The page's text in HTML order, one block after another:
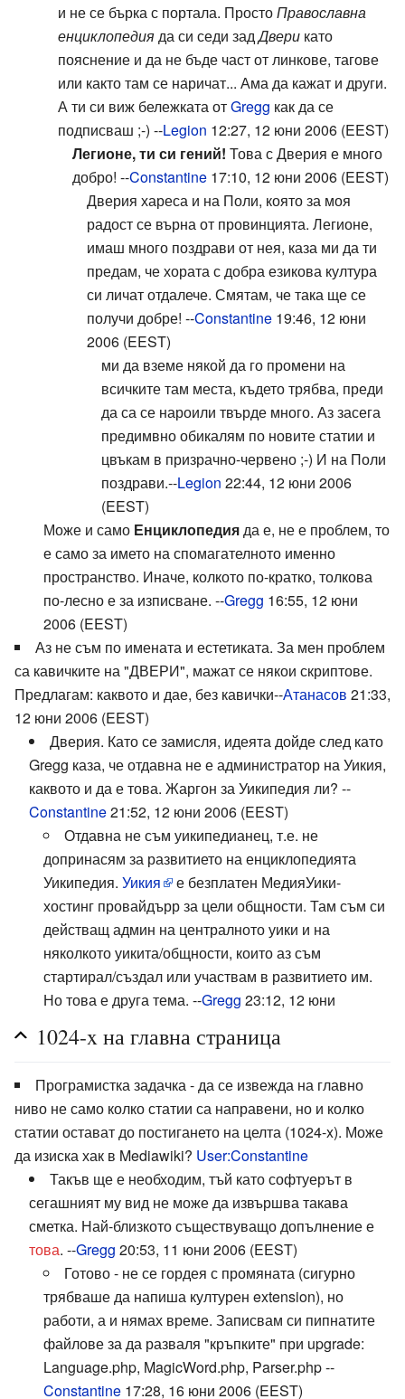
и не се бърка с портала. ПростоПравославна
енциклопедия да си седи задДвери като
пояснение и да не бъде част от линкове, тагове
или както там се наричат... Ама да кажат и други.
А ти си виж бележката отGregg как да се
подписваш ;-) --Legion 12:27, 12 юни 2006 (EEST)
Легионе, ти си гений! Това с Дверия е много
добро! --Constantine 17:10, 12 юни 2006 (EEST)
Дверия хареса и на Поли, която за моя
радост се върна от провинцията. Легионе,
имаш много поздрави от нея, каза ми да ти
предам, че хората с добра езикова култура
си личат отдалече. Смятам, че така ще се
получи добре! --Constantine 19:46, 12 юни
2006 (EEST)
ми да вземе някой да го промени на
всичките там места, където трябва, преди
да са се нароили твърде много. Аз засега
предимвно обикалям по новите статии и
цвъкам в призрачно-червено ;-) И на Поли
поздрави.--Legion 22:44, 12 юни 2006
(EEST)
Може и само Енциклопедия да е, не е проблем, то
е само за името на спомагателното именно
пространство. Иначе, колкото по-кратко, толкова
по-лесно е за изписване. --Gregg 16:55, 12 юни
2006 (EEST)
Аз не съм по имената и естетиката. За мен проблем
са кавичките на "ДВЕРИ", мажат се някои скриптове.
Предлагам: каквото и дае, без кавички--Атанасов 21:33,
12 юни 2006 (EEST)
Дверия. Като се замисля, идеята дойде след като
Gregg каза, че отдавна не е администратор на Уикия,
каквото и да е това. Жаргон за Уикипедия ли? --
Constantine21:52, 12 юни 2006 (EEST)
Отдавна не съм уикипедианец, т.е. не
допринасям за развитието на енциклопедията
Уикипедия. Уикия
е безплатен МедияУики-
хостинг провайдърр за цели общности. Там съм си
действащ админ на централното уики и на
няколкото уикита/общности, които аз съм
стартирал/създал или участвам в развитието им.
Но това е друга тема. --Gregg 23:12, 12 юни
1024-x на главна страница
Програмистка задачка - да се извежда на главно
ниво не само колко статии са направени, но и колко
статии остават до постигането на целта (1024-x). Може
да изиска хак в Mediawiki? User:Constantine
Такъв ще е необходим, тъй като софтуерът в
сегашният му вид не може да извършва такава
сметка. Най-близкото съществуващо допълнение е
това. --Gregg 20:53, 11 юни 2006 (EEST)
Готово - не се гордея с промяната (сигурно
трябваше да напиша културен extension), но
работи, а и нямах време. Записвам си пипнатите
файлове за да разваля "кръпките" при upgrade:
Language.php, MagicWord.php, Parser.php --
Constantine 17:28, 16 юни 2006 (EEST)